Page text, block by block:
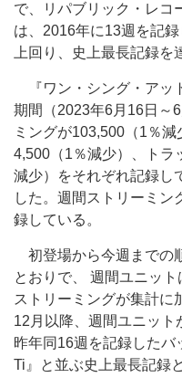
で、リパブリック・レコ
は、2016年に13週を記
上回り、史上最長記録を
『ワン・シング・アッ
期間（2023年6月16日～
ミングが103,500（1％
4,500（1％減少）、トラ
減少）をそれぞれ記録し
した。週間ストリーミン
録している。
初登場から今週までの
とおりで、 週間ユニット
ストリーミングが集計に
12月以降、週間ユニット
昨年同16週を記録したバ
Ti』と並ぶ史上最長記録